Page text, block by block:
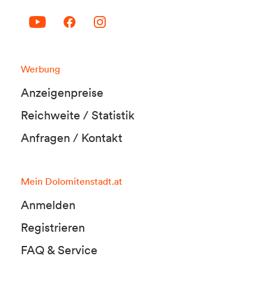
Werbung
Anzeigenpreise
Reichweite / Statistik
Anfragen / Kontakt
Mein Dolomitenstadt.at
Anmelden
Registrieren
FAQ & Service